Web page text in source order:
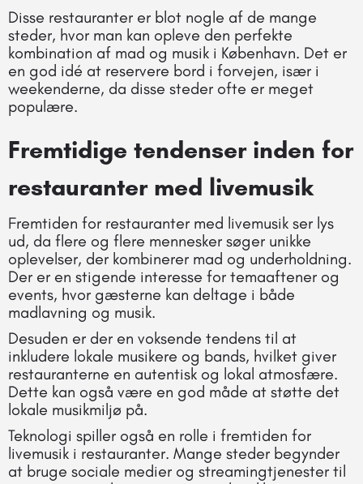
Disse restauranter er blot nogle af de mange
steder, hvor man kan opleve den perfekte
kombination af mad og musik i København. Det er
en god idé at reservere bord i forvejen, især i
weekenderne, da disse steder ofte er meget
populære.
Fremtidige tendenser inden for
restauranter med livemusik
Fremtiden for restauranter med livemusik ser lys
ud, da flere og flere mennesker søger unikke
oplevelser, der kombinerer mad og underholdning.
Der er en stigende interesse for temaaftener og
events, hvor gæsterne kan deltage i både
madlavning og musik.
Desuden er der en voksende tendens til at
inkludere lokale musikere og bands, hvilket giver
restauranterne en autentisk og lokal atmosfære.
Dette kan også være en god måde at støtte det
lokale musikmiljø på.
Teknologi spiller også en rolle i fremtiden for
livemusik i restauranter. Mange steder begynder
at bruge sociale medier og streamingtjenester til